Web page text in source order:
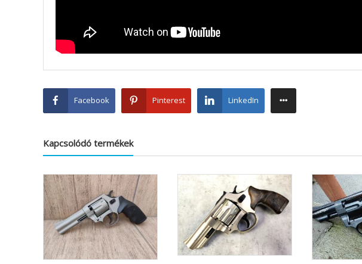
Facebook Pinterest LinkedIn
Kapcsolódó termékek